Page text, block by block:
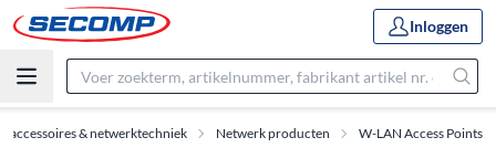
Inloggen
accessoires & netwerktechniek Netwerk producten W-LAN Access Points